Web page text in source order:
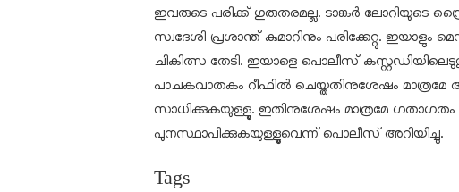
ഇവരുടെ പരിക്ക് ഗുരുതരമല്ല. ടാങ്കര്‍ ലോറിയുടെ
സ്വദേശി പ്രശാന്ത് കുമാറിനും പരിക്കേറ്റു. ഇയാളും
ചികിത്സ തേടി. ഇയാളെ പൊലീസ്
പാചകവാതകം റീഫില്‍ ചെയ്തതിനുശേഷം മാത്രമേ
സാധിക്കുകയുള്ളൂ. ഇതിനുശേഷം മാത്രമേ ഗതാഗതം
പുനസ്ഥാപിക്കുകയുള്ളൂവെന്ന് പൊലീസ് അറിയിച്ചു.
Tags